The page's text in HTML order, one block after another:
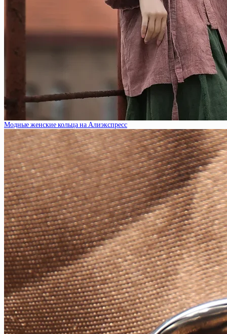
Модные женские кольца на Алиэкспресс